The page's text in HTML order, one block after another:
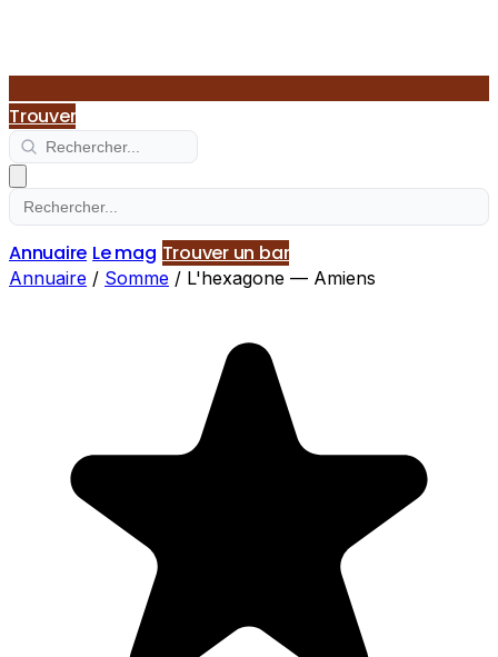
Trouver
Annuaire Le mag Trouver un bar
Annuaire / Somme / L'hexagone — Amiens